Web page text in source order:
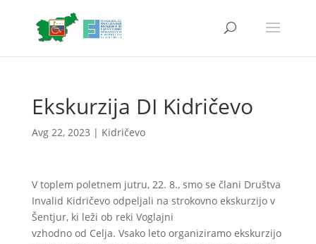
Ekskurzija DI Kidričevo
Avg 22, 2023 | Kidričevo
V toplem poletnem jutru, 22. 8., smo se člani Društva
Invalid Kidričevo odpeljali na strokovno ekskurzijo v
Šentjur, ki leži ob reki Voglajni
vzhodno od Celja. Vsako leto organiziramo ekskurzijo